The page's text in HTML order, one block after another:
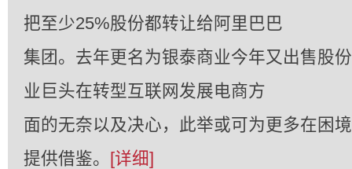
把至少25%股份都转让给阿里巴巴
集团。去年更名为银泰商业今年又出售股
业巨头在转型互联网发展电商方
面的无奈以及决心，此举或可为更多在困
提供借鉴。 [详细]